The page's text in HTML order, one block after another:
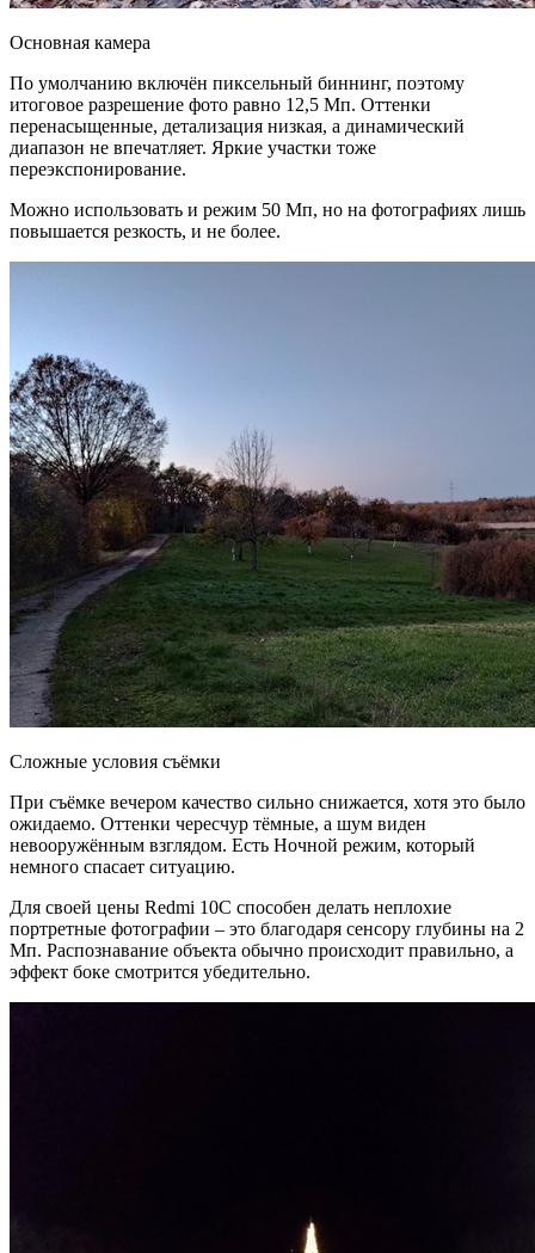
Основная камера
По умолчанию включён пиксельный биннинг, поэтому
итоговое разрешение фото равно 12,5 Мп. Оттенки
перенасыщенные, детализация низкая, а динамический
диапазон не впечатляет. Яркие участки тоже
переэкспонирование.
Можно использовать и режим 50 Мп, но на фотографиях лишь
повышается резкость, и не более.
Сложные условия съёмки
При съёмке вечером качество сильно снижается, хотя это было
ожидаемо. Оттенки чересчур тёмные, а шум виден
невооружённым взглядом. Есть Ночной режим, который
немного спасает ситуацию.
Для своей цены Redmi 10C способен делать неплохие
портретные фотографии – это благодаря сенсору глубины на 2
Мп. Распознавание объекта обычно происходит правильно, а
эффект боке смотрится убедительно.